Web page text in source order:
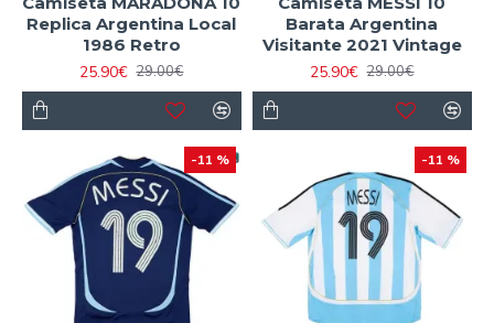
Replica Argentina Local
1986 Retro
25.90€ 29.00€
Barata Argentina
Visitante 2021 Vintage
25.90€ 29.00€
-11 % -11 %